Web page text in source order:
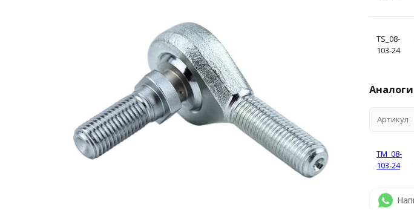
TS_08-
103-24
Аналоги
Артикул
TM_08-
103-24